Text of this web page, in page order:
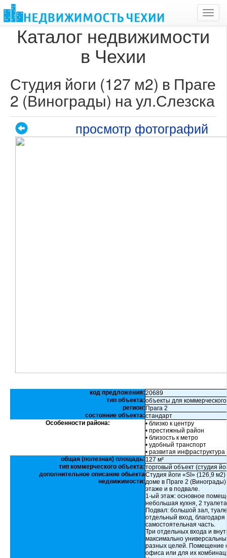
Каталог недвижимости
в Чехии
Студия йоги (127 м2) в Праге
2 (Винограды) на ул.Слезска
просмотр фотографий
код предложения:20689
тип объекта:объекты для
регион: Прага 2
состояние объекта:стандарт
Особенности района:
• близко к центру
• престижный район
• близость к метро
• удобный транспорт
• развитая инфраструктура
общая (полезная) площадь: 127 м²
тип коммерческого объекта:торговый объект (студия
дополнительное описание обьекта
недвижимости:
Студия йоги «SI» (126,9
доме в Праге 2
этаже и в подвале.
1-ый этаж: основное
небольшая кухня, 2
Подвал: большой зал,
отдельный вход,
самостоятельная часть.
Три отдельных входа и
максимально
разных целей. Помещение
офиса или для их